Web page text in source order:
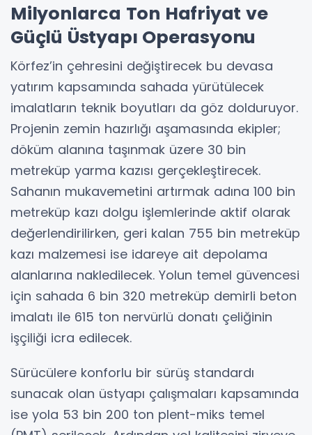
Milyonlarca Ton Hafriyat ve
Güçlü Üstyapı Operasyonu
Körfez’in çehresini değiştirecek bu devasa
yatırım kapsamında sahada yürütülecek
imalatların teknik boyutları da göz dolduruyor.
Projenin zemin hazırlığı aşamasında ekipler;
döküm alanına taşınmak üzere 30 bin
metreküp yarma kazısı gerçekleştirecek.
Sahanın mukavemetini artırmak adına 100 bin
metreküp kazı dolgu işlemlerinde aktif olarak
değerlendirilirken, geri kalan 755 bin metreküp
kazı malzemesi ise idareye ait depolama
alanlarına nakledilecek. Yolun temel güvencesi
için sahada 6 bin 320 metreküp demirli beton
imalatı ile 615 ton nervürlü donatı çeliğinin
işçiliği icra edilecek.
Sürücülere konforlu bir sürüş standardı
sunacak olan üstyapı çalışmaları kapsamında
ise yola 53 bin 200 ton plent-miks temel